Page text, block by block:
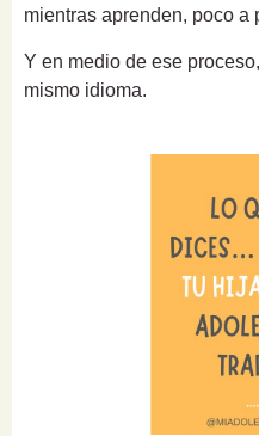
mientras aprenden, poco a
Y en medio de ese
mismo idioma.